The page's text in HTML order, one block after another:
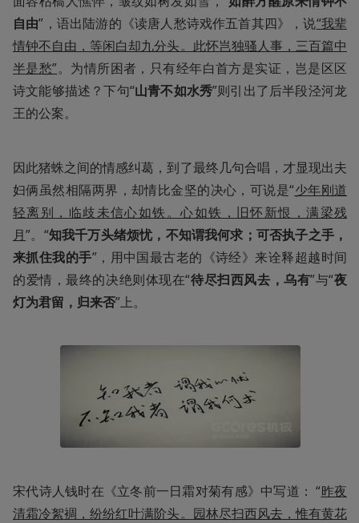
自由”，语出陆游的《读唐人愁诗戏作五首其四》，说“我辈
情钟不自由，等闲白却九分头。此怀岂独骚人事，三百篇中
半是愁”。为情所困者，只有经年白首方是实证，岂是区区
诗文能够描述？下句“山青不如水秀”则引出了后半段泾河龙
王的公案。
因此猪蛛之间的情感纠葛，到了最终几句合唱，才显现出夫
妇俩虽然相隔两界，却情比金坚的决心，可说是“少年刚道
轻离别，临歧未信心如铁。心如铁，旧怀新恨，满梁残
月”。“知我千万头绪烦忧，不知谓我何求；可否执子之手，
来抓住我的手”，用中国最古老的《诗经》来诠释超越时间
的爱情，最终的决绝则体现在“待尽扫西风去，乌有”与“夜
灯为君留，归来否”上。
宋代诗人钱时在《立冬前一日霜对菊有感》中写道： “昨夜
清霜冷絮裯，纷纷红叶满阶头。园林尽扫西风去，惟有黄花